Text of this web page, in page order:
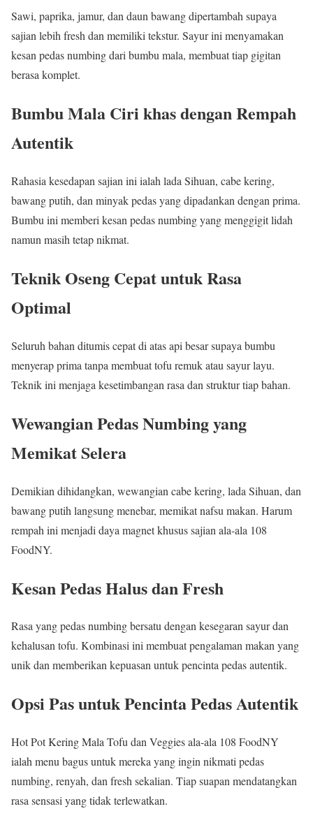
Sawi, paprika, jamur, dan daun bawang dipertambah supaya
sajian lebih fresh dan memiliki tekstur. Sayur ini menyamakan
kesan pedas numbing dari bumbu mala, membuat tiap gigitan
berasa komplet.
Bumbu Mala Ciri khas dengan Rempah
Autentik
Rahasia kesedapan sajian ini ialah lada Sihuan, cabe kering,
bawang putih, dan minyak pedas yang dipadankan dengan prima.
Bumbu ini memberi kesan pedas numbing yang menggigit lidah
namun masih tetap nikmat.
Teknik Oseng Cepat untuk Rasa
Optimal
Seluruh bahan ditumis cepat di atas api besar supaya bumbu
menyerap prima tanpa membuat tofu remuk atau sayur layu.
Teknik ini menjaga kesetimbangan rasa dan struktur tiap bahan.
Wewangian Pedas Numbing yang
Memikat Selera
Demikian dihidangkan, wewangian cabe kering, lada Sihuan, dan
bawang putih langsung menebar, memikat nafsu makan. Harum
rempah ini menjadi daya magnet khusus sajian ala-ala 108
FoodNY.
Kesan Pedas Halus dan Fresh
Rasa yang pedas numbing bersatu dengan kesegaran sayur dan
kehalusan tofu. Kombinasi ini membuat pengalaman makan yang
unik dan memberikan kepuasan untuk pencinta pedas autentik.
Opsi Pas untuk Pencinta Pedas Autentik
Hot Pot Kering Mala Tofu dan Veggies ala-ala 108 FoodNY
ialah menu bagus untuk mereka yang ingin nikmati pedas
numbing, renyah, dan fresh sekalian. Tiap suapan mendatangkan
rasa sensasi yang tidak terlewatkan.